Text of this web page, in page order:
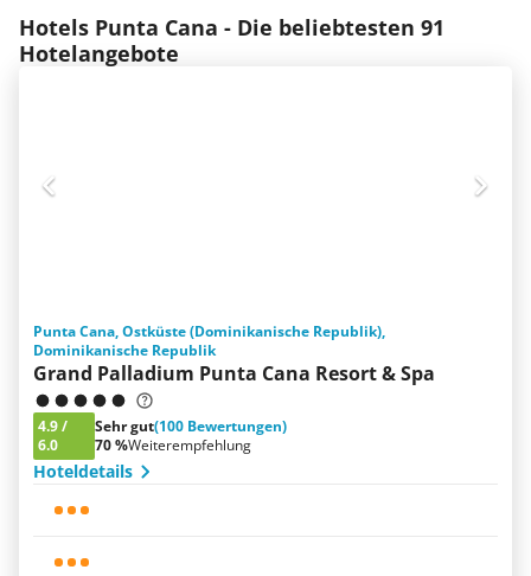
Hotels Punta Cana - Die beliebtesten 91
Hotelangebote
Punta Cana, Ostküste (Dominikanische Republik),
Dominikanische Republik
Grand Palladium Punta Cana Resort & Spa
4.9/
6.0
Sehr gut(100 Bewertungen)
70 %Weiterempfehlung
Hoteldetails